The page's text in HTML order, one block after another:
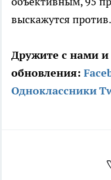
выскажутся против.
Дружите с нами
обновления:
Одноклассники